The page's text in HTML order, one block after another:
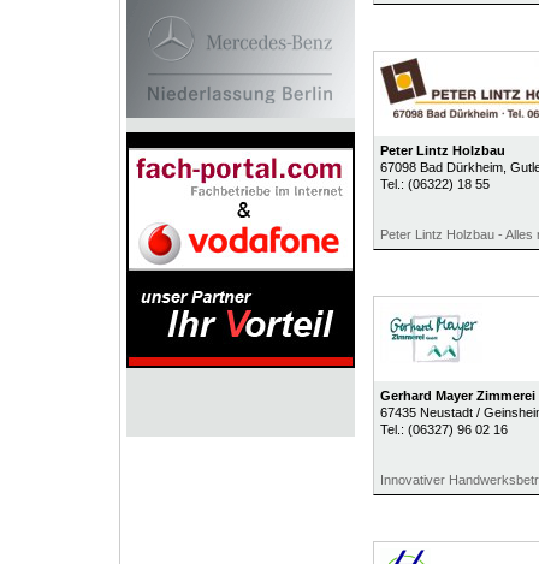
Peter Lintz Holzbau
67098 Bad Dürkheim,
Tel.: (06322) 18 55
Peter Lintz Holzbau - Alles
Gerhard Mayer Zimmerei
67435 Neustadt /
Tel.: (06327) 96 02 16
Innovativer